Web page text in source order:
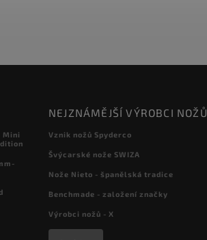
Mini
NEJZNÁMĚJŠÍ VÝROBCI NOŽŮ
Vznik nožů Spyderco
Švýcarské nože SWIZA
Nože Nieto - španělská tradice
Benchmade - založení značky
Výrobci nožů - X